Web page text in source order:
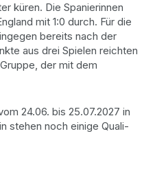
küren. Die Spanierinnen
mit 1:0 durch. Für die
bereits nach der
aus drei Spielen reichten
der mit dem
24.06. bis 25.07.2027 in
stehen noch einige Quali-